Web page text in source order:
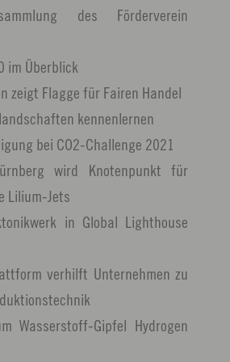
des Förderverein
im Überblick
zeigt Flagge für Fairen Handel
kennenlernen
bei CO2-Challenge 2021
wird Knotenpunkt für
Lilium-Jets
in Global Lighthouse
verhilft Unternehmen zu
Wasserstoff-Gipfel Hydrogen